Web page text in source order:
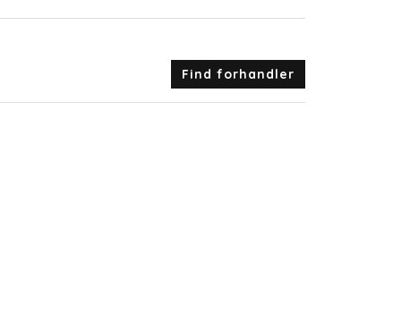
Find forhandler